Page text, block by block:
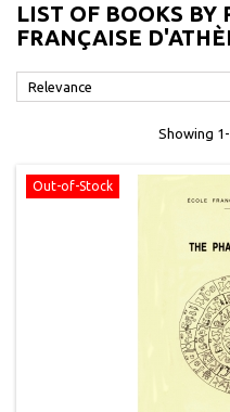
LIST OF BOOKS BY
FRANÇAISE
Relevance
Showing
Out-of-Stock